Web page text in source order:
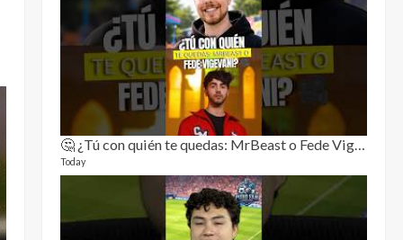
🤔 ¿Tú con quién te quedas: MrBeast o Fede Vigevani?🎥🔥
Today
3